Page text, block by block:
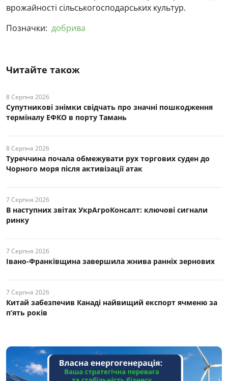
врожайності сільськогосподарських культур.
Позначки: добрива
Читайте також
8 Серпня 2026
Супутникові знімки свідчать про значні пошкодження
терміналу ЕФКО в порту Тамань
8 Серпня 2026
Туреччина почала обмежувати рух торгових суден до
Чорного моря після активізації атак
7 Серпня 2026
В наступних звітах УкрАгроКонсалт: ключові cигнали
ринку
7 Серпня 2026
Івано-Франківщина завершила жнива ранніх зернових
7 Серпня 2026
Китай забезпечив Канаді найвищий експорт ячменю за
п’ять років